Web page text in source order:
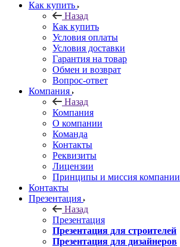
Как купить
Назад
Как купить
Условия оплаты
Условия доставки
Гарантия на товар
Обмен и возврат
Вопрос-ответ
Компания
Назад
Компания
О компании
Команда
Контакты
Реквизиты
Лицензии
Принципы и миссия компании
Контакты
Презентация
Назад
Презентация
Презентация для строителей
Презентация для дизайнеров